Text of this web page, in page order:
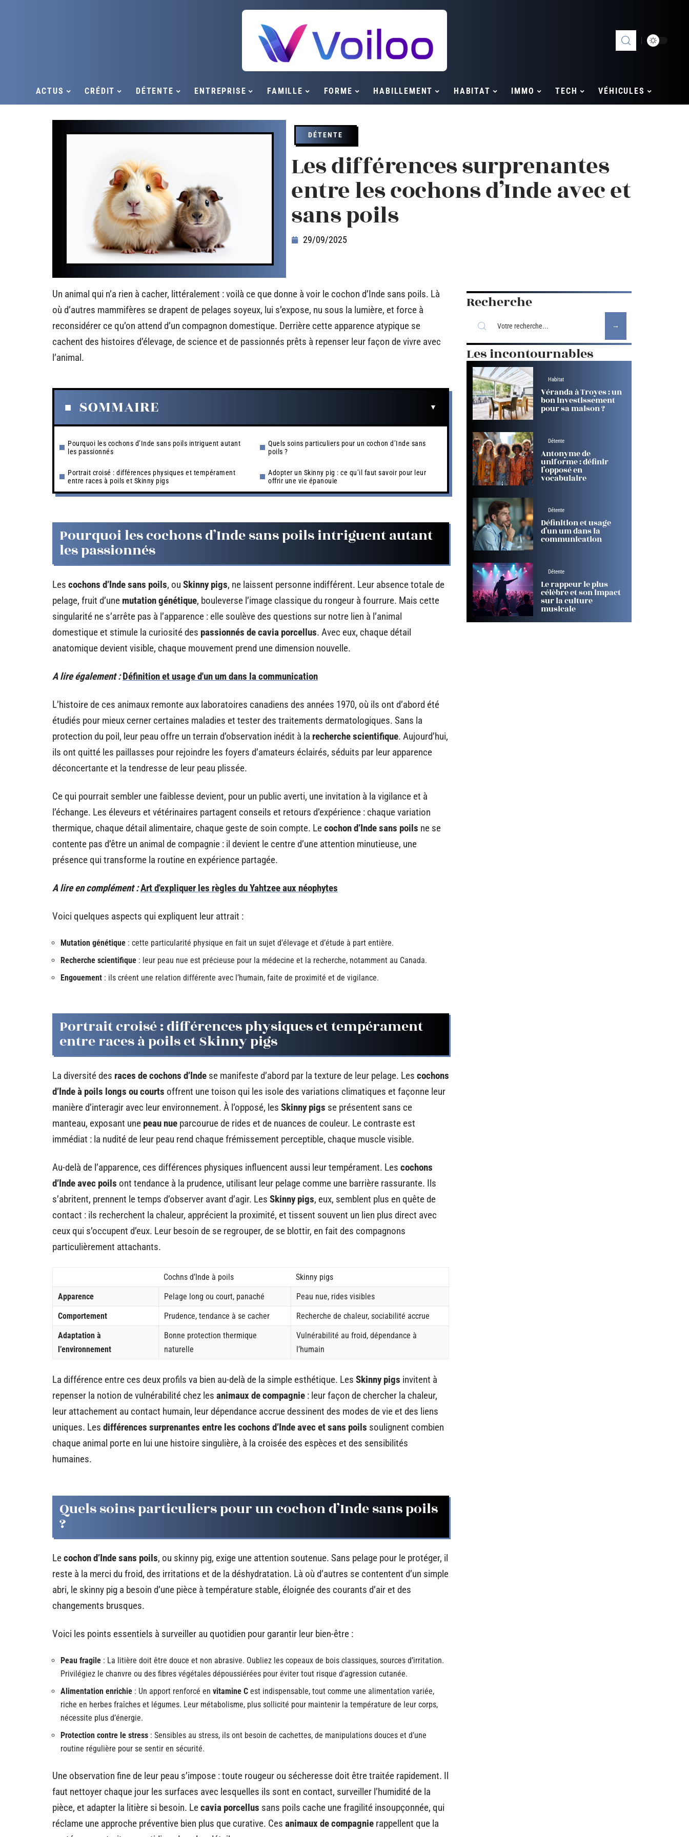
ACTUS CRÉDIT DÉTENTE ENTREPRISE FAMILLE FORME HABILLEMENT HABITAT IMMO TECH VÉHICULES
DÉTENTE
Les différences surprenantes
entre les cochons d’Inde avec et
sans poils
29/09/2025
Un animal qui n’a rien à cacher, littéralement : voilà ce que donne à voir le cochon d’Inde sans poils. Là
où d’autres mammifères se drapent de pelages soyeux, lui s’expose, nu sous la lumière, et force à
reconsidérer ce qu’on attend d’un compagnon domestique. Derrière cette apparence atypique se
cachent des histoires d’élevage, de science et de passionnés prêts à repenser leur façon de vivre avec
l’animal.
SOMMAIRE
Pourquoi les cochons d’Inde sans poils intriguent autant
les passionnés
Portrait croisé : différences physiques et tempérament
entre races à poils et Skinny pigs
Quels soins particuliers pour un cochon d’Inde sans
poils ?
Adopter un Skinny pig : ce qu’il faut savoir pour leur
offrir une vie épanouie
Pourquoi les cochons d’Inde sans poils intriguent autant
les passionnés
Les cochons d’Inde sans poils, ou Skinny pigs, ne laissent personne indifférent. Leur absence totale de
pelage, fruit d’une mutation génétique, bouleverse l’image classique du rongeur à fourrure. Mais cette
singularité ne s’arrête pas à l’apparence : elle soulève des questions sur notre lien à l’animal
domestique et stimule la curiosité des passionnés de cavia porcellus. Avec eux, chaque détail
anatomique devient visible, chaque mouvement prend une dimension nouvelle.
A lire également : Définition et usage d'un um dans la communication
L’histoire de ces animaux remonte aux laboratoires canadiens des années 1970, où ils ont d’abord été
étudiés pour mieux cerner certaines maladies et tester des traitements dermatologiques. Sans la
protection du poil, leur peau offre un terrain d’observation inédit à la recherche scientifique. Aujourd’hui,
ils ont quitté les paillasses pour rejoindre les foyers d’amateurs éclairés, séduits par leur apparence
déconcertante et la tendresse de leur peau plissée.
Ce qui pourrait sembler une faiblesse devient, pour un public averti, une invitation à la vigilance et à
l’échange. Les éleveurs et vétérinaires partagent conseils et retours d’expérience : chaque variation
thermique, chaque détail alimentaire, chaque geste de soin compte. Lecochon d’Inde sans poils ne se
contente pas d’être un animal de compagnie : il devient le centre d’une attention minutieuse, une
présence qui transforme la routine en expérience partagée.
A lire en complément :Art d'expliquer les règles du Yahtzee aux néophytes
Voici quelques aspects qui expliquent leur attrait :
Mutation génétique : cette particularité physique en fait un sujet d’élevage et d’étude à part entière.
Recherche scientifique : leur peau nue est précieuse pour la médecine et la recherche, notamment au Canada.
Engouement : ils créent une relation différente avec l’humain, faite de proximité et de vigilance.
Portrait croisé : différences physiques et tempérament
entre races à poils et Skinny pigs
La diversité des races de cochons d’Inde se manifeste d’abord par la texture de leur pelage. Les cochons
d’Inde à poils longs ou courts offrent une toison qui les isole des variations climatiques et façonne leur
manière d’interagir avec leur environnement. À l’opposé, les Skinny pigs se présentent sans ce
manteau, exposant une peau nue parcourue de rides et de nuances de couleur. Le contraste est
immédiat : la nudité de leur peau rend chaque frémissement perceptible, chaque muscle visible.
Au-delà de l’apparence, ces différences physiques influencent aussi leur tempérament. Les cochons
d’Inde avec poils ont tendance à la prudence, utilisant leur pelage comme une barrière rassurante. Ils
s’abritent, prennent le temps d’observer avant d’agir. Les Skinny pigs, eux, semblent plus en quête de
contact : ils recherchent la chaleur, apprécient la proximité, et tissent souvent un lien plus direct avec
ceux qui s’occupent d’eux. Leur besoin de se regrouper, de se blottir, en fait des compagnons
particulièrement attachants.
Cochns d’Inde à poils
Skinny pigs
Apparence
Pelage long ou court, panaché
Peau nue, rides visibles
Comportement
Prudence, tendance à se cacher
Recherche de chaleur, sociabilité accrue
Adaptation à
l’environnement
Bonne protection thermique
naturelle
Vulnérabilité au froid, dépendance à
l’humain
La différence entre ces deux profils va bien au-delà de la simple esthétique. Les Skinny pigs invitent à
repenser la notion de vulnérabilité chez les animaux de compagnie : leur façon de chercher la chaleur,
leur attachement au contact humain, leur dépendance accrue dessinent des modes de vie et des liens
uniques. Les différences surprenantes entre les cochons d’Inde avec et sans poils soulignent combien
chaque animal porte en lui une histoire singulière, à la croisée des espèces et des sensibilités
humaines.
Quels soins particuliers pour un cochon d’Inde sans poils
?
Lecochon d’Inde sans poils, ou skinny pig, exige une attention soutenue. Sans pelage pour le protéger, il
reste à la merci du froid, des irritations et de la déshydratation. Là où d’autres se contentent d’un simple
abri, le skinny pig a besoin d’une pièce à température stable, éloignée des courants d’air et des
changements brusques.
Voici les points essentiels à surveiller au quotidien pour garantir leur bien-être :
Peau fragile : La litière doit être douce et non abrasive. Oubliez les copeaux de bois classiques, sources d’irritation.
Privilégiez le chanvre ou des fibres végétales dépoussiérées pour éviter tout risque d’agression cutanée.
Alimentation enrichie : Un apport renforcé en vitamine C est indispensable, tout comme une alimentation variée,
riche en herbes fraîches et légumes. Leur métabolisme, plus sollicité pour maintenir la température de leur corps,
nécessite plus d’énergie.
Protection contre le stress : Sensibles au stress, ils ont besoin de cachettes, de manipulations douces et d’une
routine régulière pour se sentir en sécurité.
Une observation fine de leur peau s’impose : toute rougeur ou sécheresse doit être traitée rapidement. Il
faut nettoyer chaque jour les surfaces avec lesquelles ils sont en contact, surveiller l’humidité de la
pièce, et adapter la litière si besoin. Lecavia porcellus sans poils cache une fragilité insoupçonnée, qui
réclame une approche préventive bien plus que curative. Ces animaux de compagnie rappellent que la
Recherche
Les incontournables
Habitat
Véranda à Troyes : un
bon investissement
pour sa maison ?
Détente
Antonyme de
uniforme : définir
l’opposé en
vocabulaire
Détente
Définition et usage
d’un um dans la
communication
Détente
Le rappeur le plus
célèbre et son impact
sur la culture
musicale